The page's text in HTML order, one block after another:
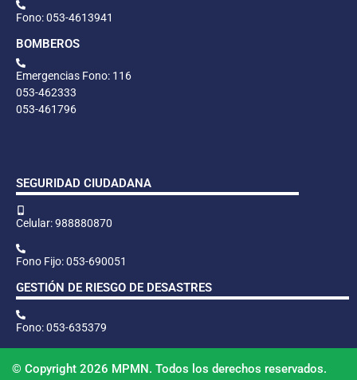
Fono: 053-4613941
BOMBEROS
Emergencias Fono: 116
053-462333
053-461796
SEGURIDAD CIUDADANA
Celular: 988880870
Fono Fijo: 053-690051
GESTIÓN DE RIESGO DE DESASTRES
Fono: 053-635379
© Copyright 2026 MPMN. Todos los derechos reservados.